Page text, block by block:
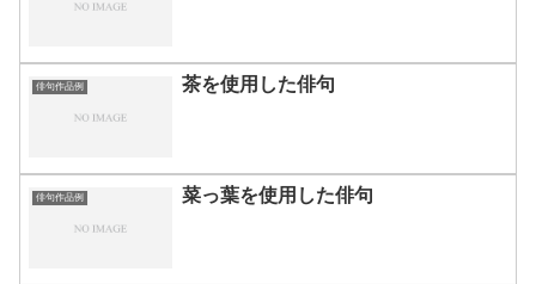
俳句作品例 茶を使用した俳句
俳句作品例 菜っ葉を使用した俳句